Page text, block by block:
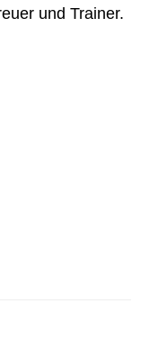
und Trainer.